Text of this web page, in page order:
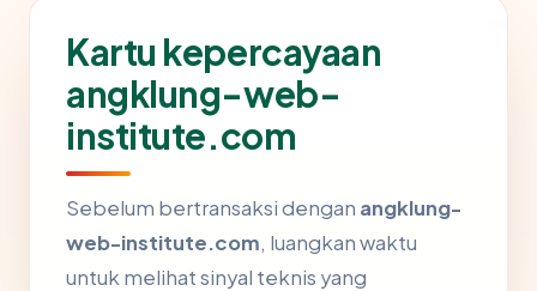
Kartu kepercayaan
angklung-web-
institute.com
Sebelum bertransaksi dengan angklung-
web-institute.com, luangkan waktu
untuk melihat sinyal teknis yang